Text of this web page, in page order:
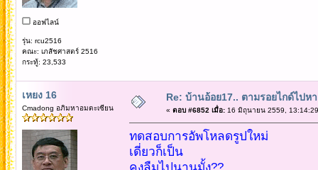
ออฟไลน์
รุ่น: rcu2516
คณะ: เภสัชศาสตร์ 2516
กระทู้: 23,533
เหยง 16
Cmadong อภิมหาอมตะเซียน
Re: บ้านอ้อย17.. ตามรอยไกด์ไปห
« ตอบ #6852 เมื่อ:16 มิถุนายน 2559,
ทดสอบการอัพโหลดรูปใหม่
เดี่ยวก็เป็น
คงลืมไปนานมั้ง??